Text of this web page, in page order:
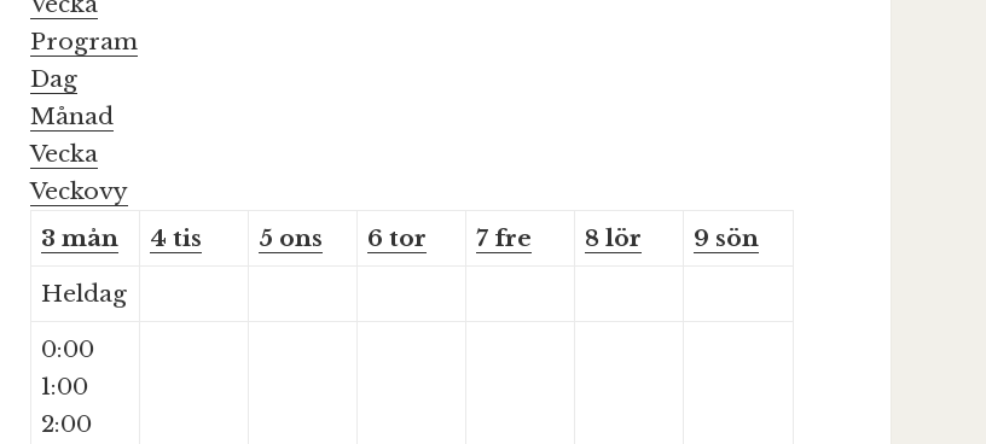
Program
Dag
Månad
Vecka
Veckovy
3 mån 4 tis 5 ons 6 tor 7 fre 8 lör 9 sön
Heldag
0:00
1:00
2:00